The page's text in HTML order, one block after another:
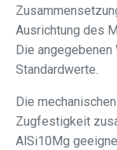
Ausrichtung des
Die
Standardwerte.
Die
Zugfestigkeit
AlSi10Mg